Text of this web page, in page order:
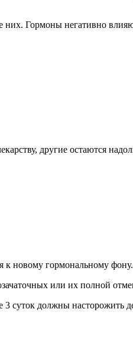
Гормоны негативно
другие остаются
к новому гормональному фону.
или их полной
суток должны насторожить